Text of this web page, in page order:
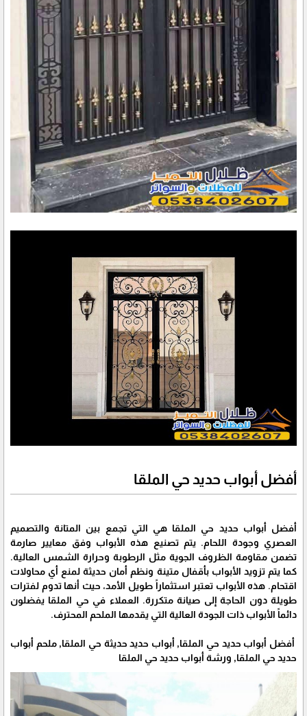
أفضل أبواب حديد حي الملقا
أفضل أبواب حديد حي الملقا هي التي تجمع بين المتانة والتصميم
العصري وجودة اللحام. يتم تصنيع هذه الأبواب وفق معايير صارمة
تضمن مقاومة الظروف الجوية مثل الرطوبة وحرارة الشمس العالية.
كما يتم تزويد الأبواب بأقفال متينة ونظم أمان حديثة لمنع أي محاولات
اقتحام. هذه الأبواب تعتبر استثماراً طويل الأمد، حيث أنها تدوم لفترات
طويلة دون الحاجة إلى صيانة متكررة. العملاء في حي الملقا يفضلون
دائماً الأبواب ذات الجودة العالية التي يقدمها الملحم المحترف.
أفضل أبواب حديد حي الملقا, أبواب حديد حديثة حي الملقا, ملحم أبواب
حديد حي الملقا, ورشة أبواب حديد حي الملقا